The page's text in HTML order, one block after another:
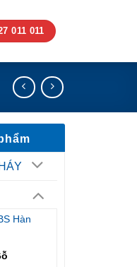
011 011
Hàn